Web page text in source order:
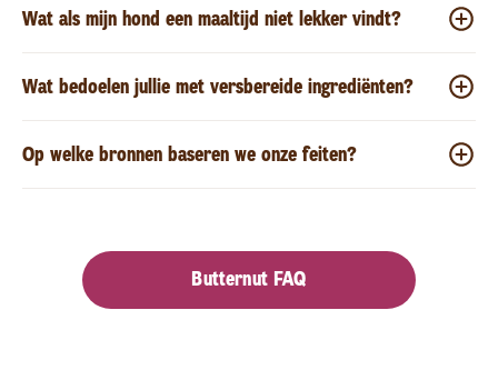
Wat als mijn hond een maaltijd niet lekker vindt?
Wat bedoelen jullie met versbereide ingrediënten?
Op welke bronnen baseren we onze feiten?
Butternut FAQ